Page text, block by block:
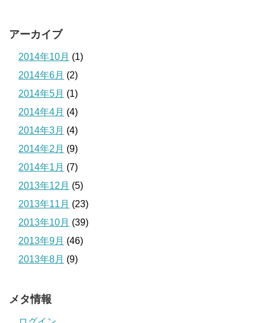
アーカイブ
2014年10月 (1)
2014年6月 (2)
2014年5月 (1)
2014年4月 (4)
2014年3月 (4)
2014年2月 (9)
2014年1月 (7)
2013年12月 (5)
2013年11月 (23)
2013年10月 (39)
2013年9月 (46)
2013年8月 (9)
メタ情報